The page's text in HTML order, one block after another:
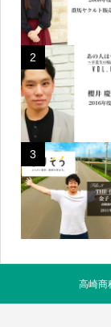
2
3
高崎商